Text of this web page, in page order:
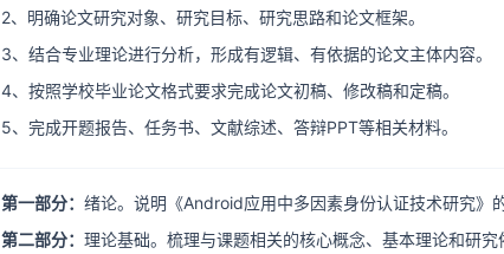
2、明确论文研究对象、研究目标、研究思路和论文框架。
3、结合专业理论进行分析，形成有逻辑、有依据的论文主体内容。
4、按照学校毕业论文格式要求完成论文初稿、修改稿和定稿。
5、完成开题报告、任务书、文献综述、答辩PPT等相关材料。
第一部分： 绪论。说明《Android应用中多因素身份认证技术研究》
第二部分： 理论基础。梳理与课题相关的核心概念、基本理论和研究